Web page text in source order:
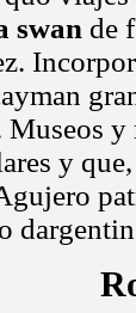
swan de
y
y